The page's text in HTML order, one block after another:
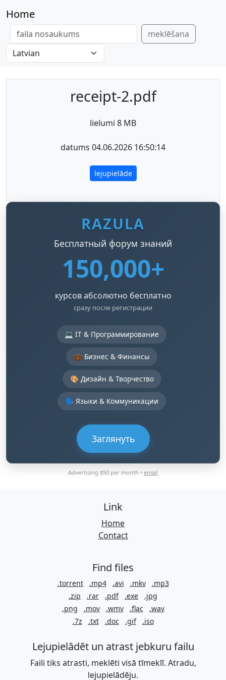
Home
meklēšana
receipt-2.pdf
lielumi 8 MB
datums 04.06.2026 16:50:14
lejupielāde
RAZULA
Бесплатный форум знаний
150,000+
курсов абсолютно бесплатно
сразу после регистрации
💻 IT & Программирование
💼 Бизнес & Финансы
🎨 Дизайн & Творчество
🗣️ Языки & Коммуникации
Заглянуть
Advertising $50 per month • email
Link
Home
Contact
Find files
.torrent .mp4 .avi .mkv
.mp3
.zip
.rar .pdf .exe
.jpg
.png
.mov .wmv .flac
.wav
.7z
.txt .doc .gif .iso
Lejupielādēt un atrast jebkuru failu
Faili tiks atrasti, meklēti visā tīmeklī. Atradu,
lejupielādēju.